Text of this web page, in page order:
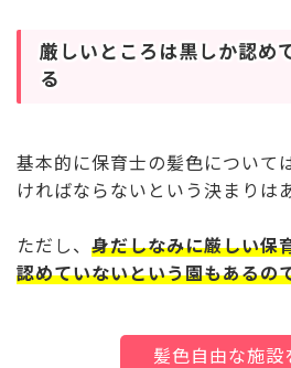
厳しいところは黒しか認め
る
基本的に保育士の髪色について
ければならないという決まりは
ただし、 身だしなみに厳しい保
認めていないという園もあるの
髪色自由な施設